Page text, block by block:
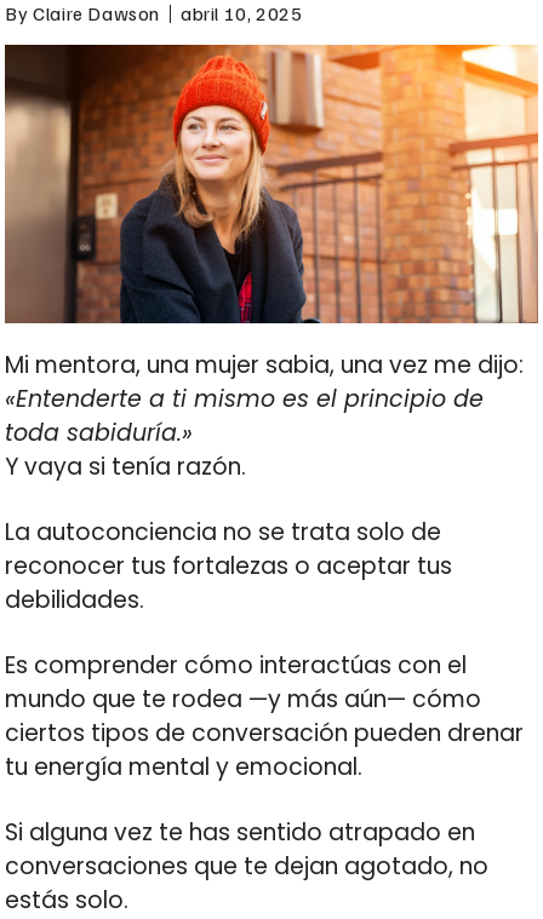
By Claire Dawson abril 10, 2025
Mi mentora, una mujer sabia, una vez me dijo:
«Entenderte a ti mismo es el principio de
toda sabiduría.»
Y vaya si tenía razón.
La autoconciencia no se trata solo de
reconocer tus fortalezas o aceptar tus
debilidades.
Es comprender cómo interactúas con el
mundo que te rodea —y más aún— cómo
ciertos tipos de conversación pueden drenar
tu energía mental y emocional.
Si alguna vez te has sentido atrapado en
conversaciones que te dejan agotado, no
estás solo.